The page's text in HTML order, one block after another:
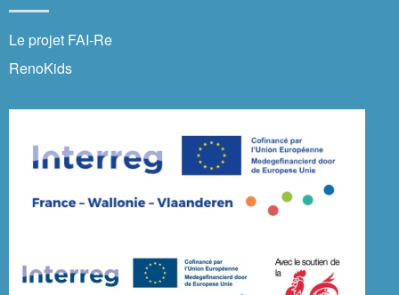
Le projet FAI-Re
RenoKids